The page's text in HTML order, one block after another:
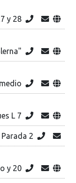
y 28
L 7
2
y 20